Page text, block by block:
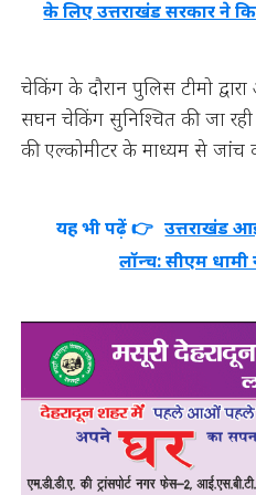
के लिए उत्तराखंड सरकार ने
चेकिंग के दौरान पुलिस टीमो
सघन चेकिंग सुनिश्चित की जा
की एल्कोमीटर के माध्यम से जांच
यह भी पढ़ें 👉 उत्तराखंड
लॉन्च: सीएम